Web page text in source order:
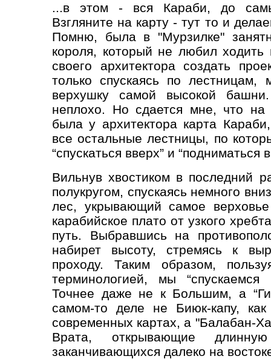
...в этом - вся Караби, до
Взгляните на карту - тут то и
Помню, была в "Мурзилке"
короля, который не любил
своего архитектора создать
только спускаясь по
верхушку самой высокой
неплохо. Но сдается мне, что на
была у архитектора карта
все остальные лестницы, по
“спускаться вверх” и “подниматься
Вильнув хвостиком в последний
полукругом, спускаясь немного
лес, укрывающий самое
карабийское плато от узкого
путь. Выбравшись на
набирет высоту, стремясь к
проходу. Таким образом,
терминологией, мы
Точнее даже не к Большим, а
самом-то деле не Биюк-капу,
современных картах, а "Балабан-
Врата, открывающие
заканчивающихся далеко на